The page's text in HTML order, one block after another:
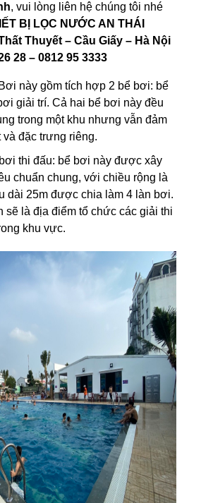
, vui lòng liên hệ chúng tôi nhé
BỊ LỌC NƯỚC AN THÁI
Thuyết – Cầu Giấy – Hà Nội
28 – 0812 95 3333
này gồm tích hợp 2 bể bơi: bể
giải trí. Cả hai bể bơi này đều
trong một khu nhưng vẫn đảm
đặc trưng riêng.
thi đấu: bể bơi này được xây
chuẩn chung, với chiều rộng là
dài 25m được chia làm 4 làn bơi.
sẽ là địa điểm tổ chức các giải thi
khu vực.